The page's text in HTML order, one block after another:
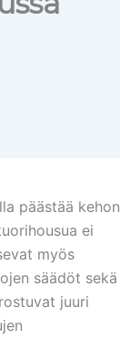
päästää kehon
ei
myös
säädöt sekä
juuri